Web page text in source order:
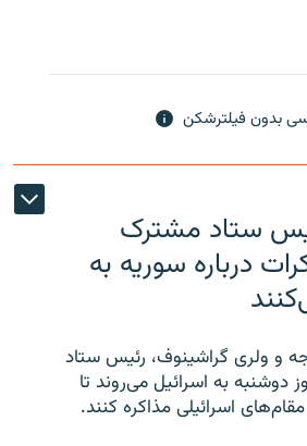
بدون فیلترشکن
ستاد مشترک
درباره سوریه به
و ولری گراشینوف، رئیس ستاد
به اسرائیل می‌روند تا
اسرائیلی مذاکره کنند.